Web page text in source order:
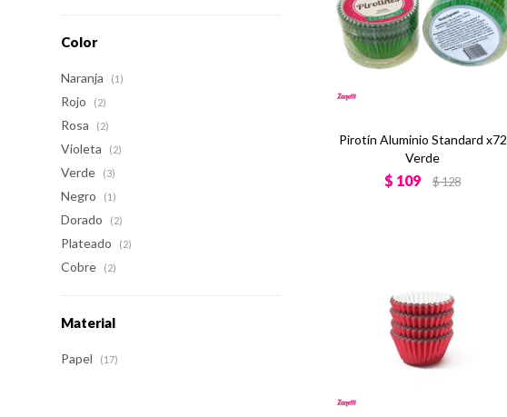
Pirotín Aluminio Standard x72
Verde
$ 109 $128
Color
Naranja (1)
Rojo (2)
Rosa (2)
Violeta (2)
Verde (3)
Negro (1)
Dorado (2)
Plateado (2)
Cobre (2)
Material
Papel (17)